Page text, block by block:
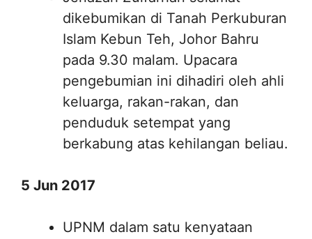
dikebumikan di Tanah Perkuburan
Islam Kebun Teh, Johor Bahru
pada 9.30 malam. Upacara
pengebumian ini dihadiri oleh ahli
keluarga, rakan-rakan, dan
penduduk setempat yang
berkabung atas kehilangan beliau.
5 Jun 2017
UPNM dalam satu kenyataan